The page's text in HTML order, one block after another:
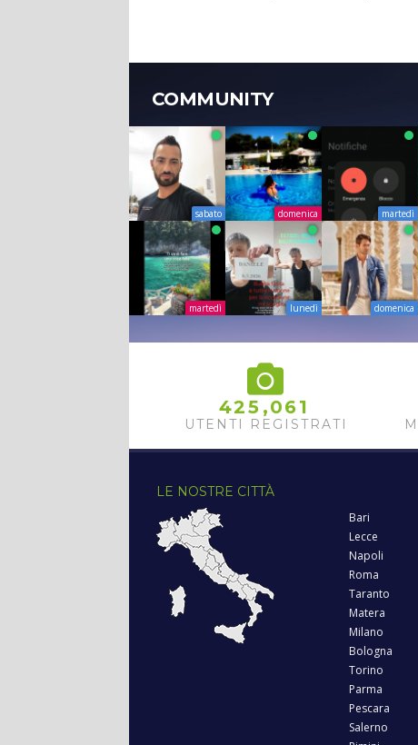
COMMUNITY
sabato domenica martedì
martedì lunedì domenica
425 ,061
UTENTI REGISTRATI
LE NOSTRE CITTÀ
Bari
Lecce
Napoli
Roma
Taranto
Matera
Milano
Bologna
Torino
Parma
Pescara
Salerno